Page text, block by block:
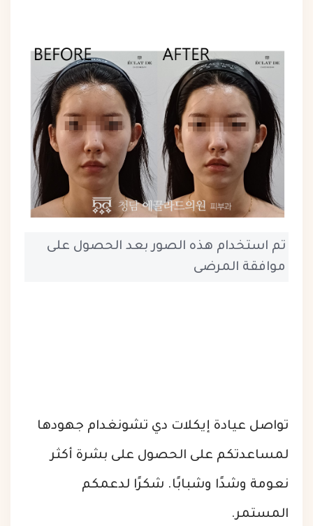
تم استخدام هذه الصور بعد الحصول على
موافقة المرضى
تواصل عيادة إيكلات دي تشونغدام جهودها
لمساعدتكم على الحصول على بشرة أكثر
نعومة وشدًا وشبابًا. شكرًا لدعمكم
المستمر.